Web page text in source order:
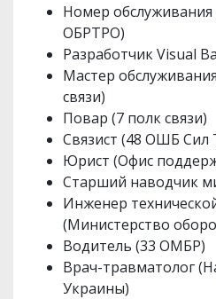
Номер
ОБРТРО)
Разработчик Visual
Мастер
связи)
Повар (7 полк связи)
Связист (48 ОШБ Сил
Юрист (Офис
Старший наводчик
Инженер
(Министерство
Водитель (33 ОМБР)
Врач-травматолог
Украины)